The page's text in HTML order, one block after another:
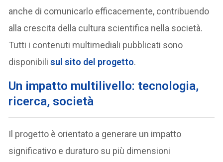
anche di comunicarlo efficacemente, contribuendo
alla crescita della cultura scientifica nella società.
Tutti i contenuti multimediali pubblicati sono
disponibili sul sito del progetto.
Un impatto multilivello: tecnologia,
ricerca, società
Il progetto è orientato a generare un impatto
significativo e duraturo su più dimensioni